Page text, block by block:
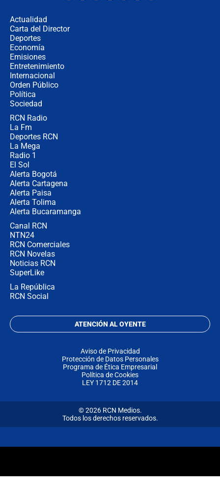
Actualidad
Carta del Director
Deportes
Economía
Emisiones
Entretenimiento
Internacional
Orden Público
Política
Sociedad
RCN Radio
La Fm
Deportes RCN
La Mega
Radio 1
El Sol
Alerta Bogotá
Alerta Cartagena
Alerta Paisa
Alerta Tolima
Alerta Bucaramanga
Canal RCN
NTN24
RCN Comerciales
RCN Novelas
Noticias RCN
SuperLike
La República
RCN Social
ATENCIÓN AL OYENTE
Aviso de Privacidad
Protección de Datos Personales
Programa de Ética Empresarial
Política de Cookies
LEY 1712 DE 2014
© 2026 RCN Medios.
Todos los derechos reservados.